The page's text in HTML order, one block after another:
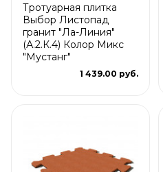
Тротуарная плитка
Выбор Листопад
гранит "Ла-Линия"
(А.2.К.4) Колор Микс
"Мустанг"
1 439.00 руб.